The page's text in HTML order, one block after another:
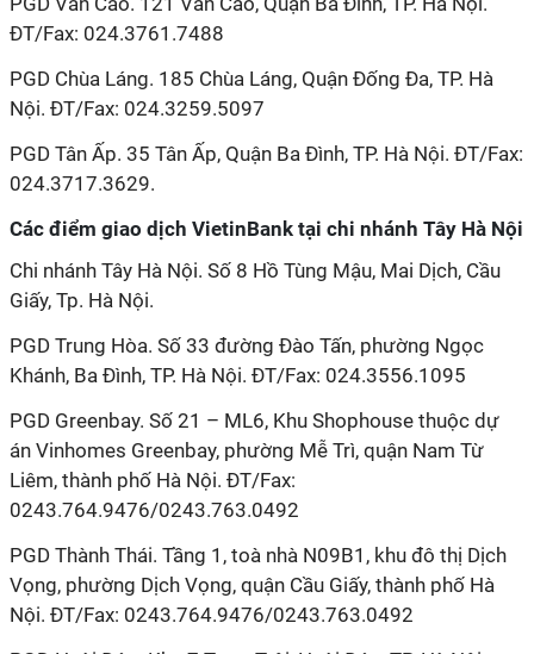
ĐT/Fax: 024.3761.7488
PGD Chùa Láng. 185 Chùa Láng, Quận Đống Đa, TP. Hà
Nội. ĐT/Fax: 024.3259.5097
PGD Tân Ấp. 35 Tân Ấp, Quận Ba Đình, TP. Hà Nội. ĐT/Fax:
024.3717.3629.
Các điểm giao dịch VietinBank tại chi nhánh Tây Hà Nội
Chi nhánh Tây Hà Nội. Số 8 Hồ Tùng Mậu, Mai Dịch, Cầu
Giấy, Tp. Hà Nội.
PGD Trung Hòa. Số 33 đường Đào Tấn, phường Ngọc
Khánh, Ba Đình, TP. Hà Nội. ĐT/Fax: 024.3556.1095
PGD Greenbay. Số 21 – ML6, Khu Shophouse thuộc dự
án Vinhomes Greenbay, phường Mễ Trì, quận Nam Từ
Liêm, thành phố Hà Nội. ĐT/Fax:
0243.764.9476/0243.763.0492
PGD Thành Thái. Tầng 1, toà nhà N09B1, khu đô thị Dịch
Vọng, phường Dịch Vọng, quận Cầu Giấy, thành phố Hà
Nội. ĐT/Fax: 0243.764.9476/0243.763.0492